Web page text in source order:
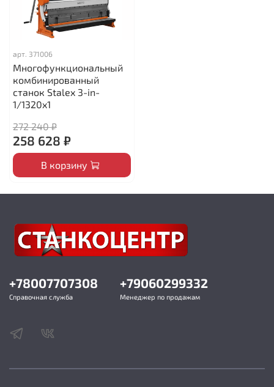
арт. 371006
Многофункциональный
комбинированный
станок Stalex 3-in-
1/1320x1
272 240 ₽
258 628 ₽
В корзину
+78007707308
Справочная служба
+79060299332
Менеджер по продажам